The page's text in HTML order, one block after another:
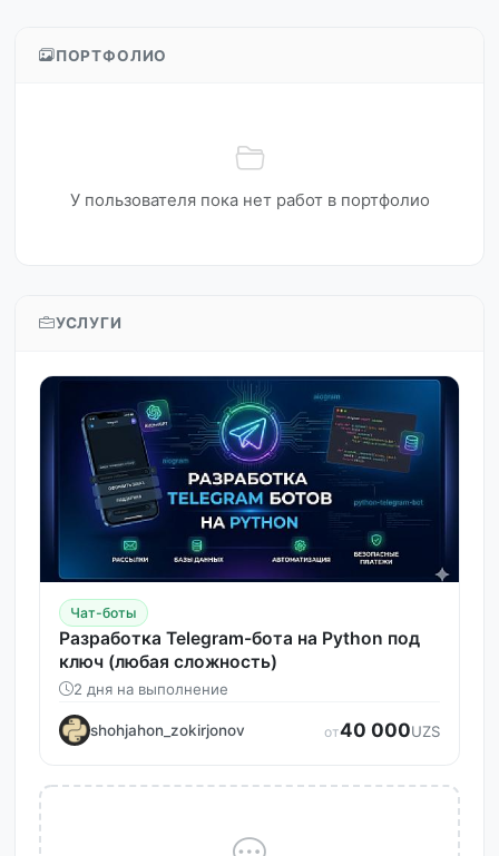
ПОРТФОЛИО
У пользователя пока нет работ в портфолио
УСЛУГИ
Чат-боты
Разработка Telegram-бота на Python под
ключ (любая сложность)
2 дня на выполнение
shohjahon_zokirjonov от40 000UZS